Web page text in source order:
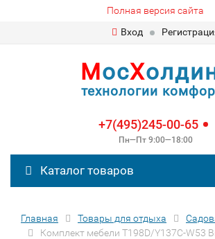
Полная версия сайта
Вход
МосХ
технологии
+7(495)245-00-65
Пн—Пт 9:00—18:00
Каталог товаров
Главная Товары для отдыха
Комплект мебели T198D/Y137C-W53